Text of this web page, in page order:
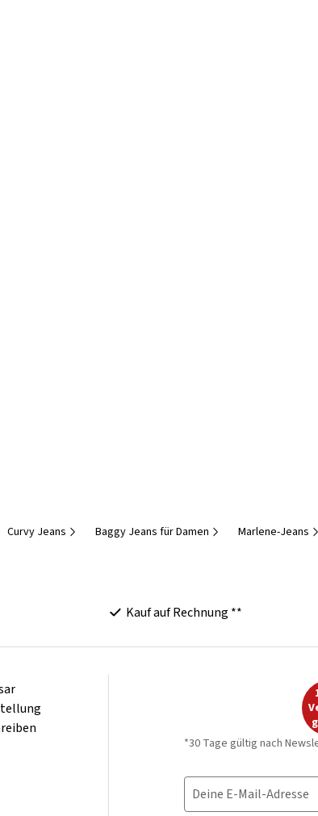
Curvy Jeans Baggy Jeans für Damen Marlene-Jeans
Kauf auf Rechnung **
*30 Tage gültig nach
Deine E-Mail-Adresse